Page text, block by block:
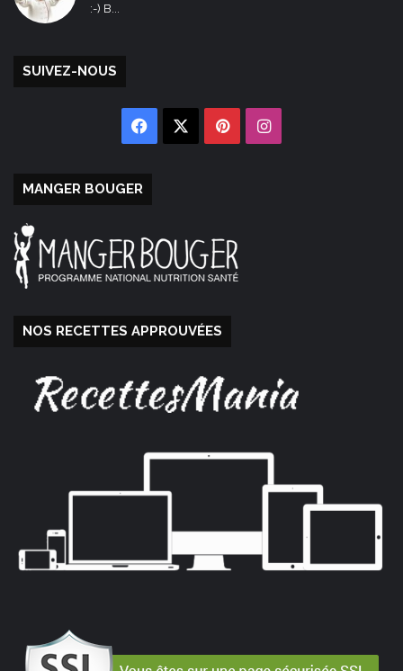
:-) B...
SUIVEZ-NOUS
Facebook PinterestInstagram
MANGER BOUGER
NOS RECETTES APPROUVÉES